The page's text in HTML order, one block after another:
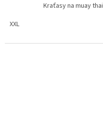
Kraťasy na muay thai
XXL